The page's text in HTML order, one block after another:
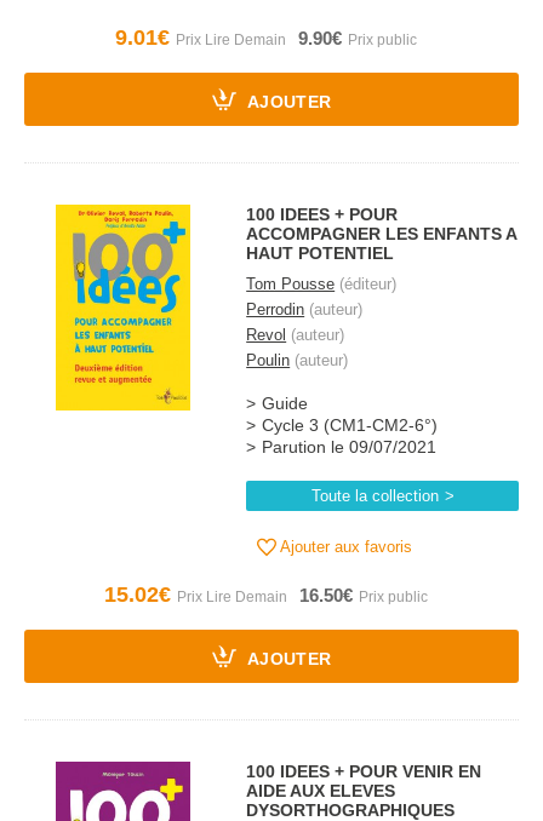
9.01€ 9.90€
AJOUTER
100 IDEES + POUR
ACCOMPAGNER LES ENFANTS A
HAUT POTENTIEL
Tom Pousse (éditeur)
Perrodin (auteur)
Revol (auteur)
Poulin (auteur)
Guide
Cycle 3 (CM1-CM2-6°)
Parution le 09/07/2021
Toute la collection
Ajouter aux favoris
15.02€ 16.50€
AJOUTER
100 IDEES + POUR VENIR EN
AIDE AUX ELEVES
DYSORTHOGRAPHIQUES